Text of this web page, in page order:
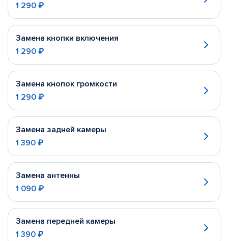
1 290 ₽
Замена кнопки включения
1 290 ₽
Замена кнопок громкости
1 290 ₽
Замена задней камеры
1 390 ₽
Замена антенны
1 090 ₽
Замена передней камеры
1 390 ₽